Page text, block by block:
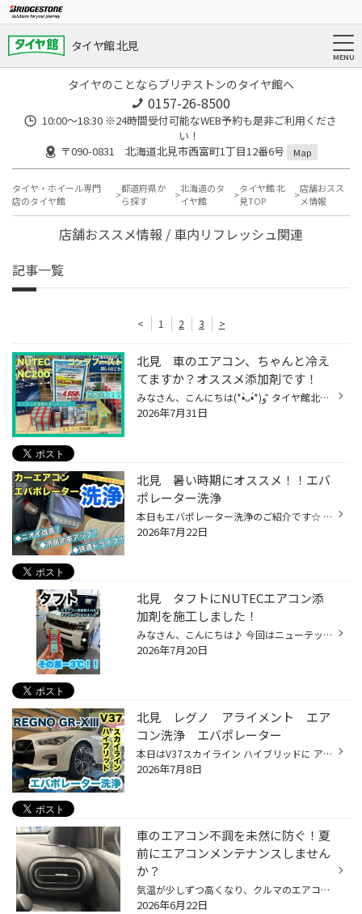
タイヤ館 北見
タイヤのことならブリヂストンのタイヤ館へ
0157-26-8500
10:00～18:30 ※24時間受付可能なWEB予約も是非ご利用くださ
い！
〒090-0831 北海道北見市西富町1丁目12番6号
Map
タイヤ・ホイール専門
店のタイヤ館
都道府県か
ら探す
北海道のタ
イヤ館
タイヤ館 北
見TOP
店舗おスス
メ情報
店舗おススメ情報 / 車内リフレッシュ関連
記事一覧
< 1 2 3 >
北見 車のエアコン、ちゃんと冷え
てますか？オススメ添加剤です！
みなさん、こんにちは(*•̀ᴗ•́*)و ̑̑ タイヤ館北見でございます(*•̀ᴗ•́*)و ̑̑ 厳しい夏を乗り切るために、エアコン添加剤のご紹介です！ なんとこのエアコン添加剤、エアコンの吹き出し温度がぐっと下がるみたいでして、 ほとんどのスタッフが自分の車に投入しています(｀·ω·´) エンジンをかけるとす...
2026年7月31日
北見 暑い時期にオススメ！！エバ
ポレーター洗浄
本日もエバポレーター洗浄のご紹介です☆ お車はスバル SK9 フォレスター まずは施工前！ 少し見えづらいですが、黒くなっていますね。 こちらは施工後！！見違えてませんか！？ 見た目からしてすっきりしたのが分かります☆ そしてスペシャルゲストのスペシャルなサービス タイヤ館網走駒場店の柏谷...
2026年7月22日
北見 タフトにNUTECエアコン添
加剤を施工しました！
みなさん、こんにちは♪ 今回はニューテック コンプブースト エアコン添加剤 ダイハツ タフトに施工させていただきましたので ご紹介します！！ まずは添加剤を入れる前の温度！11℃！ ↓添加剤注入中↓ 添加剤を注入前と注入後の温度です^ ^ その差は－3℃！！ 新車ですが更にキンキンに冷えるようにな...
2026年7月20日
北見 レグノ アライメント エア
コン洗浄 エバポレーター
本日はV37スカイライン ハイブリッドに アライメント、新品タイヤ交換＆エバポレーター(エアコン内部）洗浄を させていただきました！ まずはアライメントから！ 以前加入していただいた長持ちプランで測定料は無料！ 今回履かせるタイヤはこちら！ 一度履くとやめられない、プレミアムタイヤ レグ...
2026年7月8日
車のエアコン不調を未然に防ぐ！夏
前にエアコンメンテナンスしません
か？
気温が少しずつ高くなり、クルマのエアコンを使用する機会も増えてきていると思います。 是非、夏本番を迎える前におクルマのエアコンのメンテナンスをしませんか？ 【より快適に♪今がおススメ！カーエアコンのメンテナンス】 ■エアコンガスクリーニング おクルマの経年劣化によって、エアコンの効...
2026年6月22日